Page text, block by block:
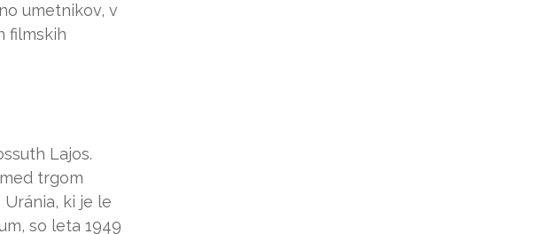
umetnikov, v
filmskih
Lajos.
trgom
ki je le
so leta 1949